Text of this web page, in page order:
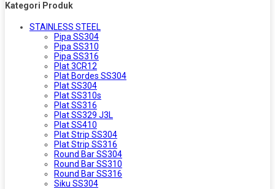
Kategori Produk
STAINLESS STEEL
Pipa SS304
Pipa SS310
Pipa SS316
Plat 3CR12
Plat Bordes SS304
Plat SS304
Plat SS310s
Plat SS316
Plat SS329 J3L
Plat SS410
Plat Strip SS304
Plat Strip SS316
Round Bar SS304
Round Bar SS310
Round Bar SS316
Siku SS304